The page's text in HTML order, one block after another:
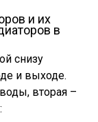
снизу
и выходе.
вторая –